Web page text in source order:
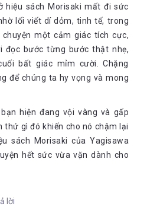
hiệu sách Morisaki mất đi sức
lối viết dí dỏm, tinh tế, trong
một cảm giác tích cực,
đọc bước từng bước thật nhẹ,
bất giác mỉm cười. Chặng
để chúng ta hy vọng và mong
hiện đang vội vàng và gấp
thứ gì đó khiến cho nó chậm lại
sách Morisaki của Yagisawa
hết sức vừa vặn dành cho
lời